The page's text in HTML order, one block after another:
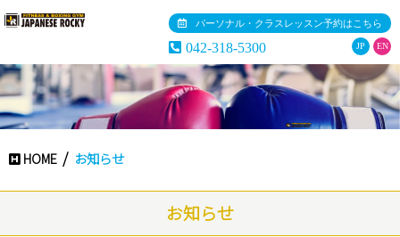
パーソナル・クラスレッスン予約はこちら
042-318-5300 JP EN
HOME お知らせ
お知らせ